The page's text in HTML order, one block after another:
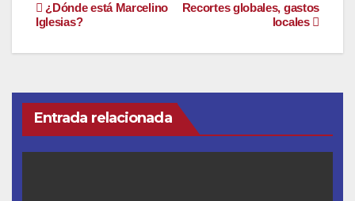
Navegación
de
Recortes globales, gastos
locales
¿Dónde está Marcelino
Iglesias?
Entrada relacionada